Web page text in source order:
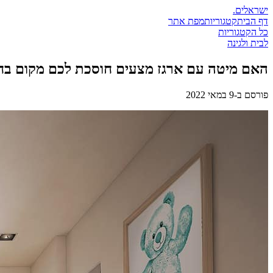
ישראלים.
דף הביתקטגוריותמפת אתר
כל הקטגוריות
לבית ולגינה
האם מיטה עם ארגז מצעים חוסכת לכם מקום
פורסם ב-9 במאי 2022